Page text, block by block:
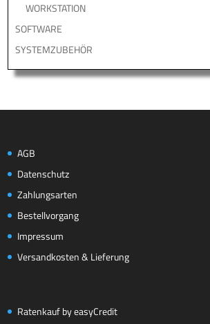
WORKSTATION
SOFTWARE
SYSTEMZUBEHÖR
AGB
Datenschutz
Zahlungsarten
Bestellvorgang
Impressum
Versandkosten & Lieferung
Ratenkauf by easyCredit